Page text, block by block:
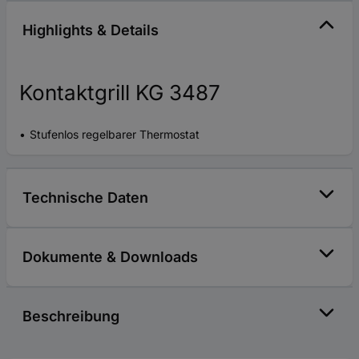
Highlights & Details
Kontaktgrill KG 3487
Stufenlos regelbarer Thermostat
Technische Daten
Dokumente & Downloads
Beschreibung